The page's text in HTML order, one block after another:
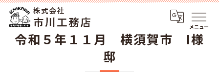
メニュー
令和５年１１月 横須賀市 I様
邸